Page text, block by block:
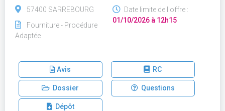
57400 SARREBOURG
Fourniture - Procédure
Adaptée
Date limite de l'offre :
01/10/2026 à 12h15
Avis RC
Dossier Questions
Dépôt